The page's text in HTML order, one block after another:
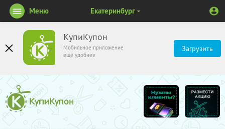
КупиКупон
Мобильное приложение
ещё удобнее
Загрузить
Меню Екатеринбург